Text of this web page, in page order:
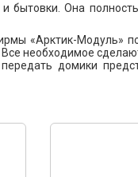
бытовки. Она
«Арктик-Модуль»
необходимое
домики